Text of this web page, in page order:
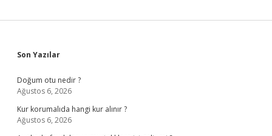
Sidebar
Son Yazılar
Doğum otu nedir ?
Ağustos 6, 2026
Kur korumalıda hangi kur alınır ?
Ağustos 6, 2026